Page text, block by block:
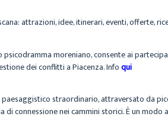
attrazioni, idee, itinerari, eventi, offerte,
moreniano, consente ai
dei conflitti a Piacenza. Infoqui
straordinario, attraversato da
connessione nei cammini storici. È un